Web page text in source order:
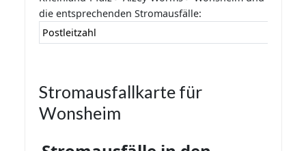
die entsprechenden Stromausfälle:
Postleitzahl
Stromausfallkarte für
Wonsheim